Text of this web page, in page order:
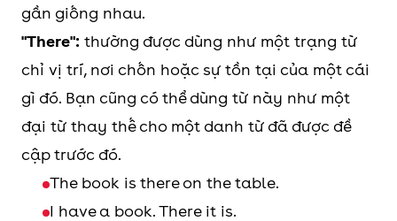
gần giống nhau.
"There": thường được dùng như một trạng từ
chỉ vị trí, nơi chốn hoặc sự tồn tại của một cái
gì đó. Bạn cũng có thể dùng từ này như một
đại từ thay thế cho một danh từ đã được đề
cập trước đó.
The book is there on the table.
I have a book. There it is.